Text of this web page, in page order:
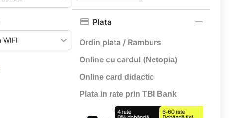
Plata
Ordin plata / Ramburs
Online cu cardul (Netopia)
Online card didactic
Plata in rate prin TBI Bank